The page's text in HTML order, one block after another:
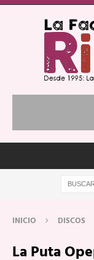
INICIO DISCOS
La Puta